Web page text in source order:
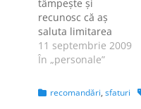
observat până acum
e limita de 200
MB/lună la upload,
ceea…
tâmpeşte şi
recunosc că aş
saluta limitarea
accesului la reţea şi
conectarea în
peste 80, n-ai ce
căuta online], dar
11 septembrie 2009
În „personale”
Categories
recomandări, sfaturi